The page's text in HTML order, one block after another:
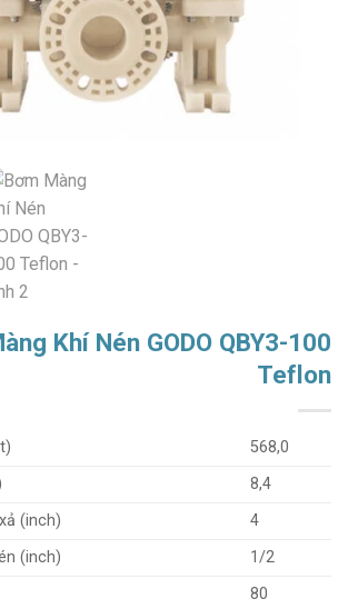
Khí Nén GODO QBY3-100
Teflon
568,0
8,4
(inch)
4
(inch)
1/2
80